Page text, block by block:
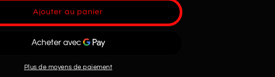
Erreur
Universel
Ajouter au panier
Plus de moyens de paiement